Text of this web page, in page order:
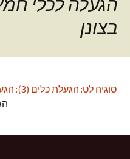
בצונן
סוגיה לט: הגעלת כלים (3): הגעלה לכלי חמץ שהשתמשו בו בצונן